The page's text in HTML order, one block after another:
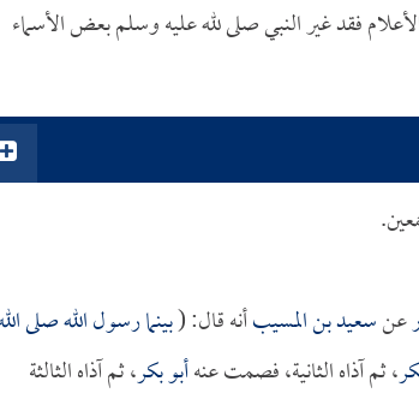
فقد غير النبي صلى لله عليه وسلم بعض الأسماء
عنسعيد بن المسيبأنه قال: (بينما رسول الله صلى
، ثم آذاه الثانية، فصمت عنهأبو بكر، ثم آذاه الثالثة